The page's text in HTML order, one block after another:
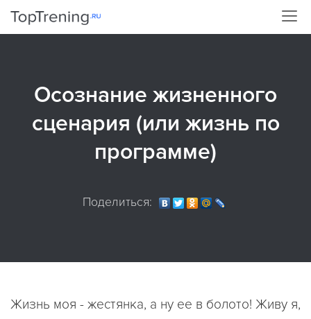
Осознание жизненного
сценария (или жизнь по
программе)
Поделиться:
Жизнь моя - жестянка, а ну ее в болото! Живу я,